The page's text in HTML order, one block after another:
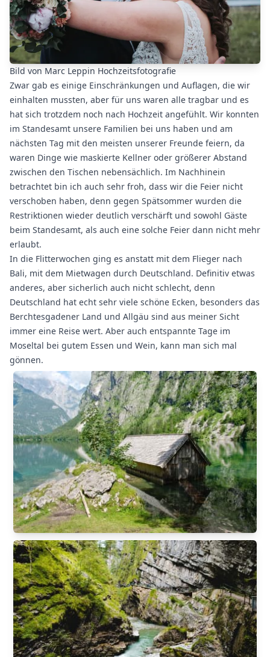
Bild von Marc Leppin Hochzeitsfotografie
Zwar gab es einige Einschränkungen und Auflagen, die wir
einhalten mussten, aber für uns waren alle tragbar und es
hat sich trotzdem noch nach Hochzeit angefühlt. Wir konnten
im Standesamt unsere Familien bei uns haben und am
nächsten Tag mit den meisten unserer Freunde feiern, da
waren Dinge wie maskierte Kellner oder größerer Abstand
zwischen den Tischen nebensächlich. Im Nachhinein
betrachtet bin ich auch sehr froh, dass wir die Feier nicht
verschoben haben, denn gegen Spätsommer wurden die
Restriktionen wieder deutlich verschärft und sowohl Gäste
beim Standesamt, als auch eine solche Feier dann nicht mehr
erlaubt.
In die Flitterwochen ging es anstatt mit dem Flieger nach
Bali, mit dem Mietwagen durch Deutschland. Definitiv etwas
anderes, aber sicherlich auch nicht schlecht, denn
Deutschland hat echt sehr viele schöne Ecken, besonders das
Berchtesgadener Land und Allgäu sind aus meiner Sicht
immer eine Reise wert. Aber auch entspannte Tage im
Moseltal bei gutem Essen und Wein, kann man sich mal
gönnen.